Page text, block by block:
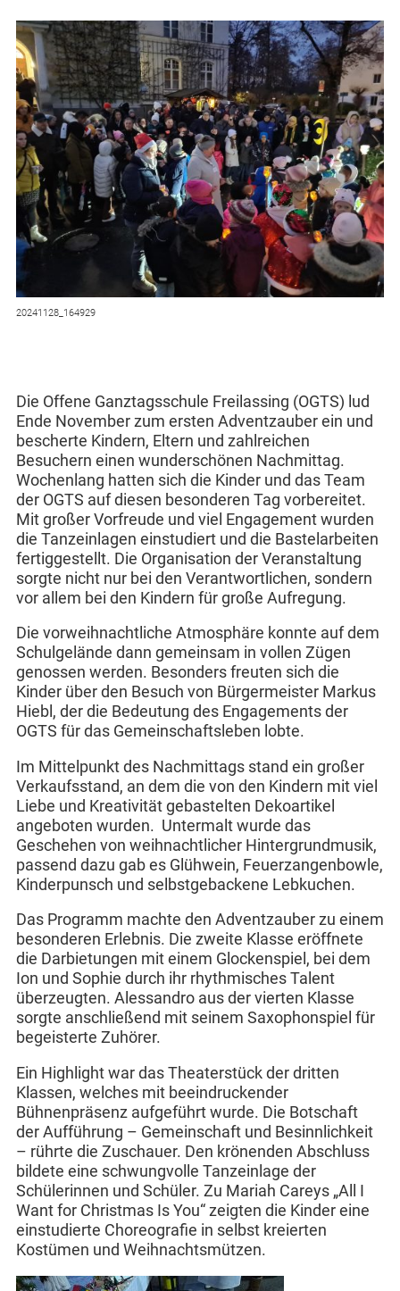
20241128_164929
Die Offene Ganztagsschule Freilassing (OGTS) lud
Ende November zum ersten Adventzauber ein und
bescherte Kindern, Eltern und zahlreichen
Besuchern einen wunderschönen Nachmittag.
Wochenlang hatten sich die Kinder und das Team
der OGTS auf diesen besonderen Tag vorbereitet.
Mit großer Vorfreude und viel Engagement wurden
die Tanzeinlagen einstudiert und die Bastelarbeiten
fertiggestellt. Die Organisation der Veranstaltung
sorgte nicht nur bei den Verantwortlichen, sondern
vor allem bei den Kindern für große Aufregung.
Die vorweihnachtliche Atmosphäre konnte auf dem
Schulgelände dann gemeinsam in vollen Zügen
genossen werden. Besonders freuten sich die
Kinder über den Besuch von Bürgermeister Markus
Hiebl, der die Bedeutung des Engagements der
OGTS für das Gemeinschaftsleben lobte.
Im Mittelpunkt des Nachmittags stand ein großer
Verkaufsstand, an dem die von den Kindern mit viel
Liebe und Kreativität gebastelten Dekoartikel
angeboten wurden. Untermalt wurde das
Geschehen von weihnachtlicher Hintergrundmusik,
passend dazu gab es Glühwein, Feuerzangenbowle,
Kinderpunsch und selbstgebackene Lebkuchen.
Das Programm machte den Adventzauber zu einem
besonderen Erlebnis. Die zweite Klasse eröffnete
die Darbietungen mit einem Glockenspiel, bei dem
Ion und Sophie durch ihr rhythmisches Talent
überzeugten. Alessandro aus der vierten Klasse
sorgte anschließend mit seinem Saxophonspiel für
begeisterte Zuhörer.
Ein Highlight war das Theaterstück der dritten
Klassen, welches mit beeindruckender
Bühnenpräsenz aufgeführt wurde. Die Botschaft
der Aufführung – Gemeinschaft und Besinnlichkeit
– rührte die Zuschauer. Den krönenden Abschluss
bildete eine schwungvolle Tanzeinlage der
Schülerinnen und Schüler. Zu Mariah Careys „All I
Want for Christmas Is You“ zeigten die Kinder eine
einstudierte Choreografie in selbst kreierten
Kostümen und Weihnachtsmützen.